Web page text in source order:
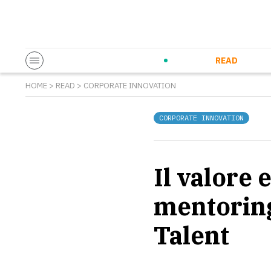
READ
HOME > READ > CORPORATE INNOVATION
CORPORATE INNOVATION
Il valore
Talent